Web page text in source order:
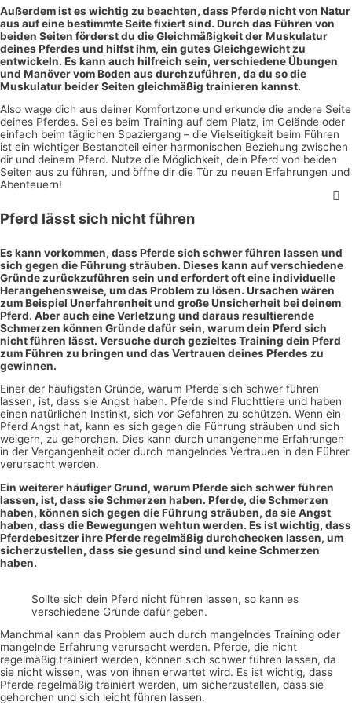
Außerdem ist es wichtig zu beachten, dass Pferde nicht von Natur
aus auf eine bestimmte Seite fixiert sind. Durch das Führen von
beiden Seiten förderst du die Gleichmäßigkeit der Muskulatur
deines Pferdes und hilfst ihm, ein gutes Gleichgewicht zu
entwickeln. Es kann auch hilfreich sein, verschiedene Übungen
und Manöver vom Boden aus durchzuführen, da du so die
Muskulatur beider Seiten gleichmäßig trainieren kannst.
Also wage dich aus deiner Komfortzone und erkunde die andere Seite
deines Pferdes. Sei es beim Training auf dem Platz, im Gelände oder
einfach beim täglichen Spaziergang – die Vielseitigkeit beim Führen
ist ein wichtiger Bestandteil einer harmonischen Beziehung zwischen
dir und deinem Pferd. Nutze die Möglichkeit, dein Pferd von beiden
Seiten aus zu führen, und öffne dir die Tür zu neuen Erfahrungen und
Abenteuern!
Pferd lässt sich nicht führen
Es kann vorkommen, dass Pferde sich schwer führen lassen und
sich gegen die Führung sträuben. Dieses kann auf verschiedene
Gründe zurückzuführen sein und erfordert oft eine individuelle
Herangehensweise, um das Problem zu lösen. Ursachen wären
zum Beispiel Unerfahrenheit und große Unsicherheit bei deinem
Pferd. Aber auch eine Verletzung und daraus resultierende
Schmerzen können Gründe dafür sein, warum dein Pferd sich
nicht führen lässt. Versuche durch gezieltes Training dein Pferd
zum Führen zu bringen und das Vertrauen deines Pferdes zu
gewinnen.
Einer der häufigsten Gründe, warum Pferde sich schwer führen
lassen, ist, dass sie Angst haben. Pferde sind Fluchttiere und haben
einen natürlichen Instinkt, sich vor Gefahren zu schützen. Wenn ein
Pferd Angst hat, kann es sich gegen die Führung sträuben und sich
weigern, zu gehorchen. Dies kann durch unangenehme Erfahrungen
in der Vergangenheit oder durch mangelndes Vertrauen in den Führer
verursacht werden.
Ein weiterer häufiger Grund, warum Pferde sich schwer führen
lassen, ist, dass sie Schmerzen haben. Pferde, die Schmerzen
haben, können sich gegen die Führung sträuben, da sie Angst
haben, dass die Bewegungen wehtun werden. Es ist wichtig, dass
Pferdebesitzer ihre Pferde regelmäßig durchchecken lassen, um
sicherzustellen, dass sie gesund sind und keine Schmerzen
haben.
Sollte sich dein Pferd nicht führen lassen, so kann es
verschiedene Gründe dafür geben.
Manchmal kann das Problem auch durch mangelndes Training oder
mangelnde Erfahrung verursacht werden. Pferde, die nicht
regelmäßig trainiert werden, können sich schwer führen lassen, da
sie nicht wissen, was von ihnen erwartet wird. Es ist wichtig, dass
Pferde regelmäßig trainiert werden, um sicherzustellen, dass sie
gehorchen und sich leicht führen lassen.